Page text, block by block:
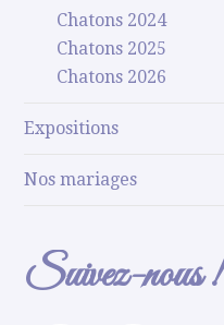
Chatons 2024
Chatons 2025
Chatons 2026
Expositions
Nos mariages
Suivez-nous !